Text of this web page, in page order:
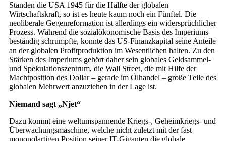
Standen die USA 1945 für die Hälfte der globalen
Wirtschaftskraft, so ist es heute kaum noch ein Fünftel. Die
neoliberale Gegenreformation ist allerdings ein widersprüchlicher
Prozess. Während die sozialökonomische Basis des Imperiums
beständig schrumpfte, konnte das US-Finanzkapital seine Anteile
an der globalen Profitproduktion im Wesentlichen halten. Zu den
Stärken des Imperiums gehört daher sein globales Geldsammel-
und Spekulationszentrum, die Wall Street, die mit Hilfe der
Machtposition des Dollar – gerade im Ölhandel – große Teile des
globalen Mehrwert anzuziehen in der Lage ist.
Niemand sagt „Njet“
Dazu kommt eine weltumspannende Kriegs-, Geheimkriegs- und
Überwachungsmaschine, welche nicht zuletzt mit der fast